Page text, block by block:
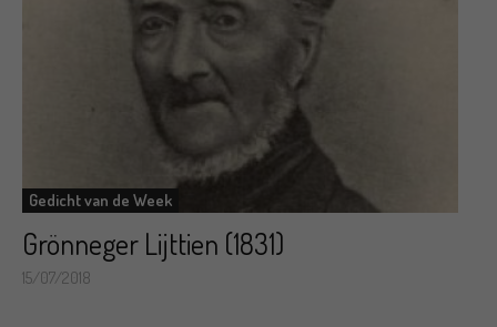
Gedicht van de Week
Grönneger Lijttien (1831)
15/07/2018